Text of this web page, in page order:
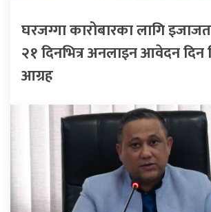
घरजग्गा कारोबारका लागि
२१ दिनभित्र अनलाइन आवेदन दिन
आग्रह